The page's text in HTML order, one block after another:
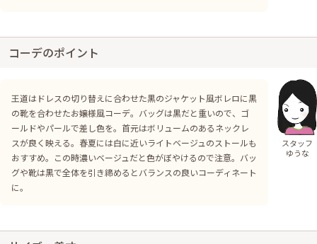
コーデのポイント
王道はドレスの切り替えに合わせた黒のジャケット風ボレロに黒
の靴を合わせたお嬢様風コーデ。バッグは黒だと重いので、ゴ
ールドやパールで差し色を。首元はボリュームのあるネックレ
スが良く映える。春夏には白に近いライトベージュのストールも
おすすめ。この時濃いベージュだと色がぼやけるので注意。バッ
グや靴は黒で全体を引き締めるとバランスの良いコーディネート
に。
スタッフ
ゆうな